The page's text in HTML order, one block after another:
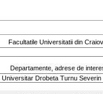
Facultatile Universitatii din
Departamente, adrese de